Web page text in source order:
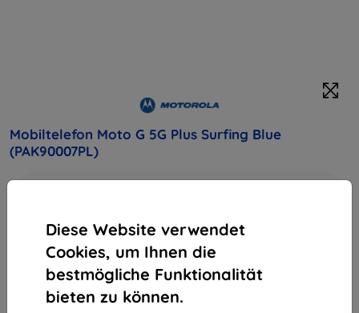
Diese Website verwendet
Cookies, um Ihnen die
bestmögliche Funktionalität
bieten zu können.
Mobiltelefon Moto G 5G Plus Surfing Blue
(PAK90007PL)
Galaxy A5 (2017) ponúka jedinečný vzhľad vďaka 3D
zadnému sklu v kombinácii s 5.2" Super AMOLED displejom.
Čisté línie a precízne výrobné spracovanie zaujmú na prvý
pohľad